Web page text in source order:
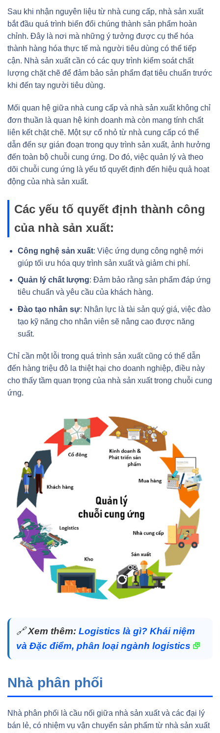
Sau khi nhận nguyên liệu từ nhà cung cấp, nhà sản xuất
bắt đầu quá trình biến đổi chúng thành sản phẩm hoàn
chỉnh. Đây là nơi mà những ý tưởng được cụ thể hóa
thành hàng hóa thực tế mà người tiêu dùng có thể tiếp
cận. Nhà sản xuất cần có các quy trình kiểm soát chất
lượng chặt chẽ để đảm bảo sản phẩm đạt tiêu chuẩn trước
khi đến tay người tiêu dùng.
Mối quan hệ giữa nhà cung cấp và nhà sản xuất không chỉ
đơn thuần là quan hệ kinh doanh mà còn mang tính chất
liên kết chặt chẽ. Một sự cố nhỏ từ nhà cung cấp có thể
dẫn đến sự gián đoạn trong quy trình sản xuất, ảnh hưởng
đến toàn bộ chuỗi cung ứng. Do đó, việc quản lý và theo
dõi chuỗi cung ứng là yếu tố quyết định đến hiệu quả hoạt
động của nhà sản xuất.
Các yếu tố quyết định thành công
của nhà sản xuất:
Công nghệ sản xuất: Việc ứng dụng công nghệ mới
giúp tối ưu hóa quy trình sản xuất và giảm chi phí.
Quản lý chất lượng: Đảm bảo rằng sản phẩm đáp ứng
tiêu chuẩn và yêu cầu của khách hàng.
Đào tạo nhân sự: Nhân lực là tài sản quý giá, việc đào
tạo kỹ năng cho nhân viên sẽ nâng cao được năng
suất.
Chỉ cần một lỗi trong quá trình sản xuất cũng có thể dẫn
đến hàng triệu đô la thiệt hại cho doanh nghiệp, điều này
cho thấy tầm quan trọng của nhà sản xuất trong chuỗi cung
ứng.
🔗Xem thêm: Logistics là gì? Khái niệm
và Đặc điểm, phân loại ngành logistics
Nhà phân phối
Nhà phân phối là cầu nối giữa nhà sản xuất và các đại lý
bán lẻ, có nhiệm vụ vận chuyển sản phẩm từ nhà sản xuất